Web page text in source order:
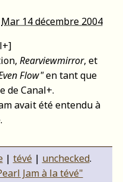
Mar 14 décembre 2004
Rearviewmirror, et
Flow"en tant que
de Canal+.
avait été entendu à
| tévé| unchecked.
Jam à la tévé"